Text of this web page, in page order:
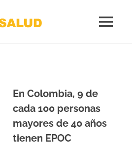
MENÚ
En Colombia, 9 de
cada 100 personas
mayores de 40 años
tienen EPOC